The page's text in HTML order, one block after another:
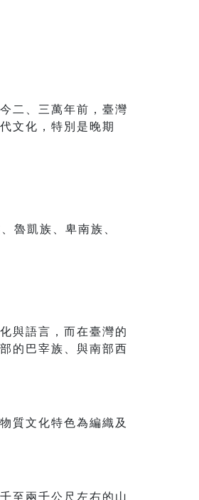
二、三萬年前，臺灣
文化，特別是晚期
魯凱族、卑南族、
與語言，而在臺灣的
的巴宰族、與南部西
質文化特色為編織及
至兩千公尺左右的山